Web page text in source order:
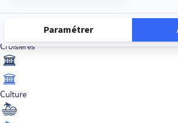
Croisières
Culture